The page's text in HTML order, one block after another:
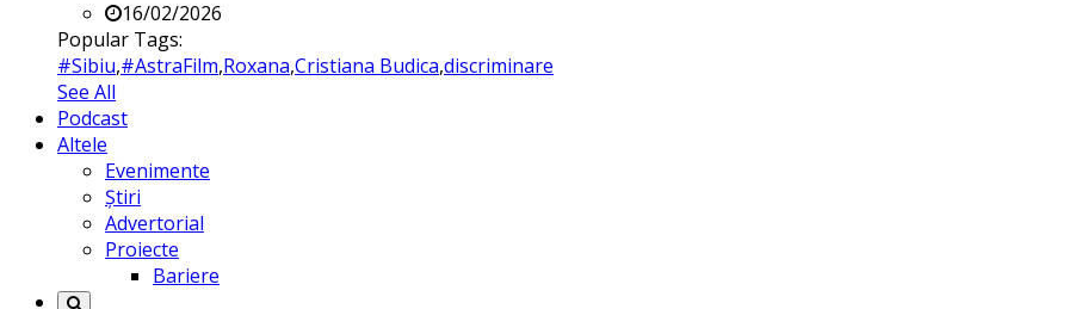
16/02/2026
Popular Tags:
#Sibiu,#AstraFilm,Roxana,Cristiana Budica,discriminare
See All
Podcast
Altele
Evenimente
Știri
Advertorial
Proiecte
Bariere